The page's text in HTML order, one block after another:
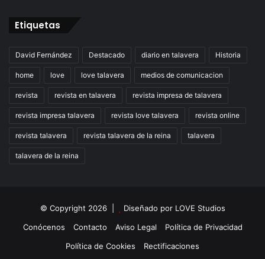
Etiquetas
David Fernández Destacado diario en talavera Historia
home love love talavera medios de comunicacion
revista revista en talavera revista impresa de talavera
revista impresa talavera revista love talavera revista online
revista talavera revista talavera de la reina talavera
talavera de la reina
© Copyright 2026 | Diseñado por LOVE Studios
Conócenos
Contacto Aviso Legal
Política de Privacidad
Política de Cookies
Rectificaciones